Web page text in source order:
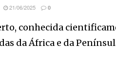
21/06/2025 0
conhecida
da África e da